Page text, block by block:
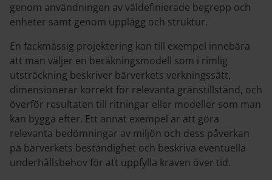
genom användningen av väldefinierade begrepp och
enheter samt genom upplägg och struktur.
En fackmässig projektering kan till exempel innebära
att man väljer en beräkningsmodell som i rimlig
utsträckning beskriver bärverkets verkningssätt,
dimensionerar korrekt för relevanta gränstillstånd, och
överför resultaten till ritningar eller modeller som man
kan bygga efter. Ett annat exempel är att göra
relevanta bedömningar av miljön och dess påverkan
på bärverkets beständighet och beskriva eventuella
underhållsbehov för att uppfylla kraven över tid.